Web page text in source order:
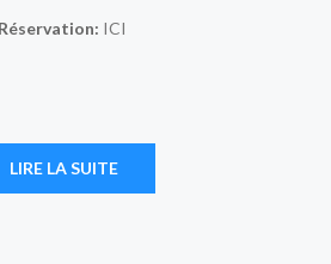
Réservation: ICI
LIRE LA SUITE